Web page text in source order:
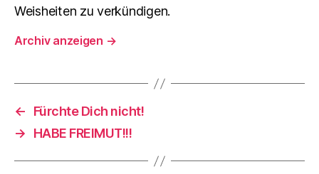
Weisheiten zu verkündigen.
Archiv anzeigen →
←
Fürchte Dich nicht!
→
HABE FREIMUT!!!